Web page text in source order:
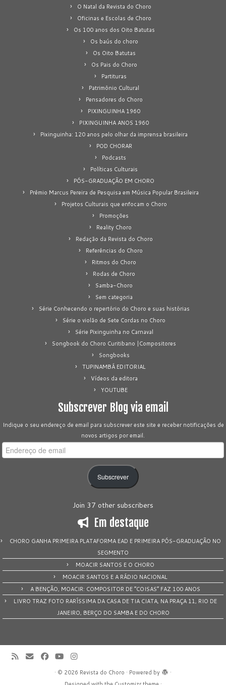
O Natal da Revista do Choro
Oficinas e Escolas de Choro
Os 100 anos dos Oito Batutas
Os baús do choro
Os Oito Batutas
Os Pais do Choro
Partituras
Patrimônio Cultural
Pensadores do Choro
PIXINGUINHA 1960
PIXINGUINHA ANOS 1960
Pixinguinha: 120 anos pelo olhar da imprensa brasileira
POD CHORAR
Podcasts
Políticas Culturais
PÓS-GRADUAÇÃO EM CHORO
Prêmio Marcus Pereira de Pesquisa em Música Popular Brasileira
Projetos Culturais que enfocam o Choro
Promoções
Reality Choro
Redação da Revista do Choro
Referências do Choro
Ritmos do Choro
Rodas de Choro
Samba-Choro
Sem categoria
Série Conhecendo o repertório do Choro e suas histórias
Série o violão de Sete Cordas no Choro
Série Pixinguinha no Carnaval
Songbook do Choro Curitibano |Compositores
Songbooks
TUPINAMBÁ EDITORIAL
Vídeos da editora
YOUTUBE
Subscrever Blog via email
Indique o seu endereço de email para subscrever este site e receber notificações de
novos artigos por email.
Endereço
de
Subscrever
Join 37 other subscribers
Em destaque
CHORO GANHA PRIMEIRA PLATAFORMA EAD E PRIMEIRA PÓS-GRADUAÇÃO NO
SEGMENTO
MOACIR SANTOS E O CHORO
MOACIR SANTOS E A RÁDIO NACIONAL
A BENÇÃO, MOACIR: COMPOSITOR DE “COISAS” FAZ 100 ANOS
LIVRO TRAZ FOTO RARÍSSIMA DA CASA DE TIA CIATA, NA PRAÇA 11, RIO DE
JANEIRO, BERÇO DO SAMBA E DO CHORO
· © 2026 Revista do Choro · Powered by
·